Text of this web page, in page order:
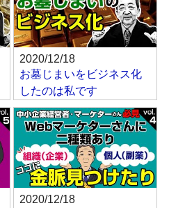
2020/12/18
お墓じまいをビジネス化
したのは私です
2020/12/18